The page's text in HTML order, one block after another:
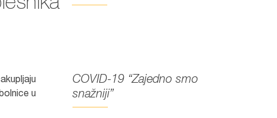
u
COVID-19 “Zajedno smo
snažniji”